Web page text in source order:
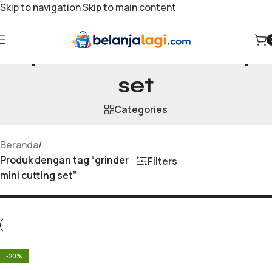
Skip to navigationSkip to main content
grinder mini cutting
set
Categories
Beranda/
Produk dengan tag “grinder
mini cutting set”
Filters
-20%